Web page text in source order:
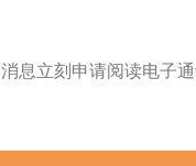
息立刻申请阅读电子